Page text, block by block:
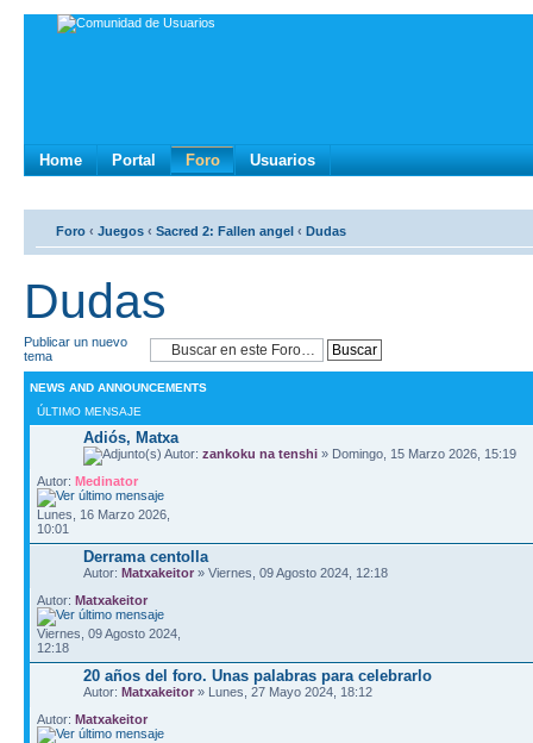
Home Portal Foro Usuarios
Foro ‹ Juegos ‹ Sacred 2: Fallen angel ‹ Dudas
Dudas
Publicar un nuevo
tema
NEWS AND ANNOUNCEMENTS
ÚLTIMO MENSAJE
Adiós, Matxa
Autor: zankoku na tenshi » Domingo, 15 Marzo 2026, 15:19
Autor: Medinator
Lunes, 16 Marzo 2026,
10:01
Derrama centolla
Autor: Matxakeitor » Viernes, 09 Agosto 2024, 12:18
Autor: Matxakeitor
Viernes, 09 Agosto 2024,
12:18
20 años del foro. Unas palabras para celebrarlo
Autor: Matxakeitor » Lunes, 27 Mayo 2024, 18:12
Autor: Matxakeitor